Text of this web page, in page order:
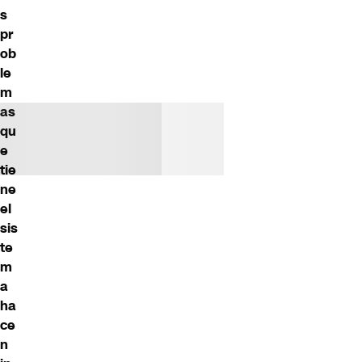
s
pr
ob
le
m
as
qu
e
tie
ne
el
sis
te
m
a
ha
ce
n